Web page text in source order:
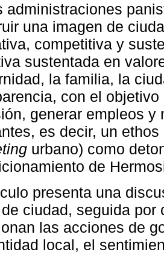
administraciones
una imagen de
competitiva y
sustentada en
la familia, la
con el
generar empleos
es decir, un
urbano) como
de
presenta una
ciudad, seguida por
las acciones de
local, el